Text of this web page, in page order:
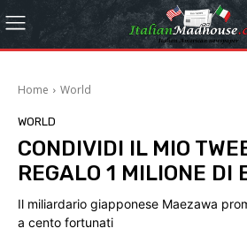
Home World
WORLD
CONDIVIDI IL MIO
REGALO 1 MILIONE DI
Il miliardario giapponese Maezawa
a cento fortunati